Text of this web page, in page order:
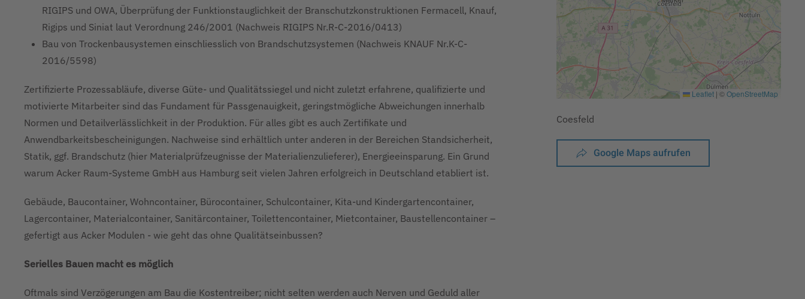
RIGIPS und OWA, Überprüfung der Funktionstauglichkeit der Branschutzkonstruktionen Fermacell, Knauf,
Rigips und Siniat laut Verordnung 246/2001 (Nachweis RIGIPS Nr.R-C-2016/0413)
Bau von Trockenbausystemen einschliesslich von Brandschutzsystemen (Nachweis KNAUF Nr.K-C-
2016/5598)
Zertifizierte Prozessabläufe, diverse Güte- und Qualitätssiegel und nicht zuletzt erfahrene, qualifizierte und
motivierte Mitarbeiter sind das Fundament für Passgenauigkeit, geringstmögliche Abweichungen innerhalb
Normen und Detailverlässlichkeit in der Produktion. Für alles gibt es auch Zertifikate und
Anwendbarkeitsbescheinigungen. Nachweise sind erhältlich unter anderen in der Bereichen Standsicherheit,
Statik, ggf. Brandschutz (hier Materialprüfzeugnisse der Materialienzulieferer), Energieeinsparung. Ein Grund
warum Acker Raum-Systeme GmbH aus Hamburg seit vielen Jahren erfolgreich in Deutschland etabliert ist.
Gebäude, Baucontainer, Wohncontainer, Bürocontainer, Schulcontainer, Kita-und Kindergartencontainer,
Lagercontainer, Materialcontainer, Sanitärcontainer, Toilettencontainer, Mietcontainer, Baustellencontainer –
gefertigt aus Acker Modulen - wie geht das ohne Qualitätseinbussen?
Serielles Bauen macht es möglich
Oftmals sind Verzögerungen am Bau die Kostentreiber; nicht selten werden auch Nerven und Geduld aller
Leaflet | ©OpenStreetMap
Coesfeld
Google Maps aufrufen